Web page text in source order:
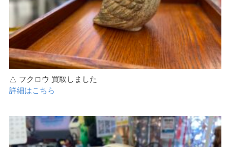
△ フクロウ 買取しました
詳細はこちら